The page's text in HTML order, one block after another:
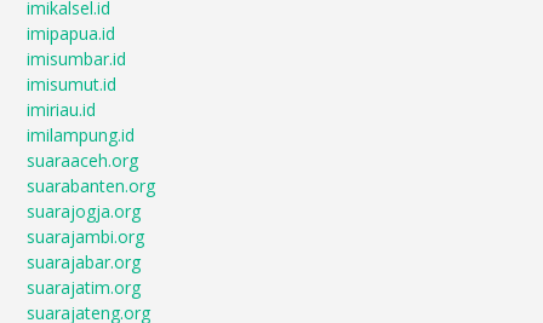
imikalsel.id
imipapua.id
imisumbar.id
imisumut.id
imiriau.id
imilampung.id
suaraaceh.org
suarabanten.org
suarajogja.org
suarajambi.org
suarajabar.org
suarajatim.org
suarajateng.org